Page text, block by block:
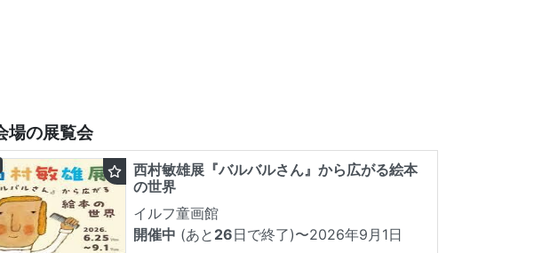
場の展覧会
西村敏雄展『バルバルさん』から広がる絵本
の世界
イルフ童画館
開催中 (あと 26日で終了)〜2026年9月1日